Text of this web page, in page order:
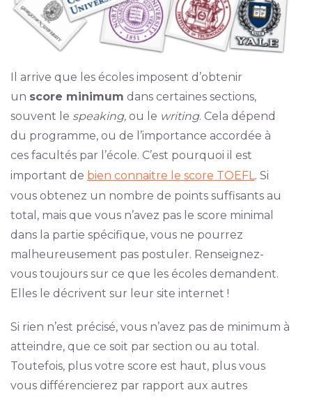
Il arrive que les écoles imposent d’obtenir
un score minimum dans certaines sections,
souvent le speaking, ou le writing. Cela dépend
du programme, ou de l’importance accordée à
ces facultés par l’école. C’est pourquoi il est
important de bien connaitre le score TOEFL . Si
vous obtenez un nombre de points suffisants au
total, mais que vous n’avez pas le score minimal
dans la partie spécifique, vous ne pourrez
malheureusement pas postuler. Renseignez-
vous toujours sur ce que les écoles demandent.
Elles le décrivent sur leur site internet !
Si rien n’est précisé, vous n’avez pas de minimum à
atteindre, que ce soit par section ou au total.
Toutefois, plus votre score est haut, plus vous
vous différencierez par rapport aux autres